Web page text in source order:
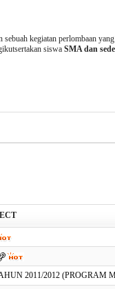
kegiatan perlombaan
siswa SMA dan
2011/2012 (PROGRAM